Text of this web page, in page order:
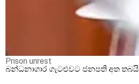
Prison unrest
බන්ධනාගාර ගැටළුවට ජනපති අත තබයි